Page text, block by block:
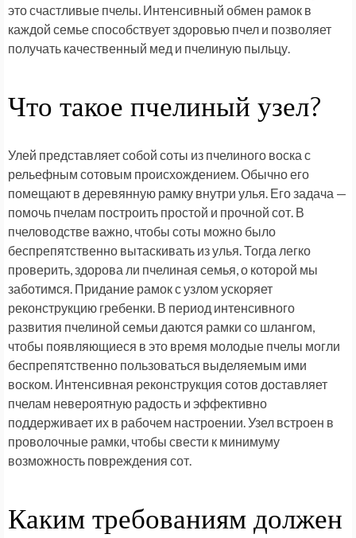
это счастливые пчелы. Интенсивный обмен рамок в
каждой семье способствует здоровью пчел и позволяет
получать качественный мед и пчелиную пыльцу.
Что такое пчелиный узел?
Улей представляет собой соты из пчелиного воска с
рельефным сотовым происхождением. Обычно его
помещают в деревянную рамку внутри улья. Его задача —
помочь пчелам построить простой и прочной сот. В
пчеловодстве важно, чтобы соты можно было
беспрепятственно вытаскивать из улья. Тогда легко
проверить, здорова ли пчелиная семья, о которой мы
заботимся. Придание рамок с узлом ускоряет
реконструкцию гребенки. В период интенсивного
развития пчелиной семьи даются рамки со шлангом,
чтобы появляющиеся в это время молодые пчелы могли
беспрепятственно пользоваться выделяемым ими
воском. Интенсивная реконструкция сотов доставляет
пчелам невероятную радость и эффективно
поддерживает их в рабочем настроении. Узел встроен в
проволочные рамки, чтобы свести к минимуму
возможность повреждения сот.
Каким требованиям должен